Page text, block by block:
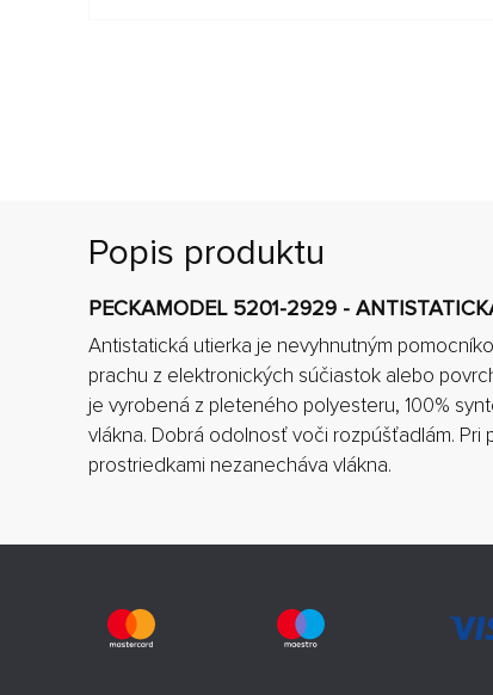
Popis produktu
PECKAMODEL 5201-2929 -
Antistatická utierka je nevyhnutným
prachu z elektronických súčiastok alebo
je vyrobená z pleteného polyesteru, 100%
vlákna. Dobrá odolnosť voči rozpúšťadlám. Pri
prostriedkami nezanecháva vlákna.